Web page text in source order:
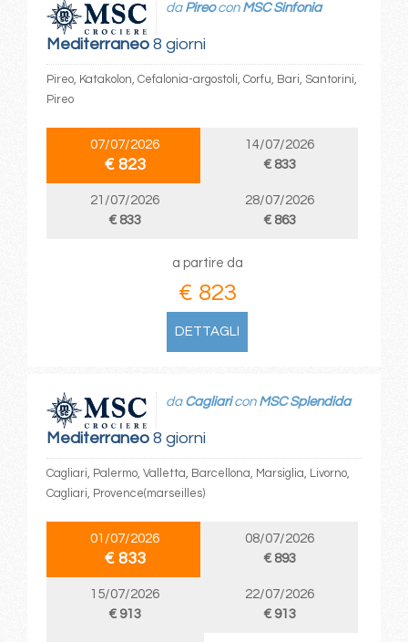
Mediterraneo8 giorni
da Pireocon MSC Sinfonia
Pireo, Katakolon, Cefalonia-argostoli, Corfu, Bari, Santorini,
Pireo
07/07/2026
€ 823
14/07/2026
€ 833
21/07/2026
€ 833
28/07/2026
€ 863
a partire da
€ 823
DETTAGLI
Mediterraneo8 giorni
da Cagliaricon MSC Splendida
Cagliari, Palermo, Valletta, Barcellona, Marsiglia, Livorno,
Cagliari, Provence(marseilles)
01/07/2026
€ 833
08/07/2026
€ 893
15/07/2026
€ 913
22/07/2026
€ 913